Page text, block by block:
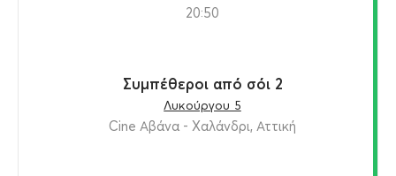
20:50
Συμπέθεροι από σόι 2
Λυκούργου 5
Cine Αβάνα - Χαλάνδρι, Αττική